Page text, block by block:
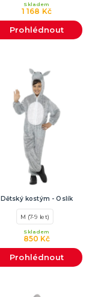
1 168 Kč
Skladem
Prohlédnout
Dětský kostým - Oslík
M (7-9 let)
850 Kč
Skladem
Prohlédnout